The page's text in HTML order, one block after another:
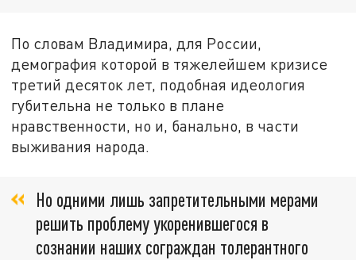
По словам Владимира, для России,
демография которой в тяжелейшем кризисе
третий десяток лет, подобная идеология
губительна не только в плане
нравственности, но и, банально, в части
выживания народа.
Но одними лишь запретительными мерами
решить проблему укоренившегося в
сознании наших сограждан толерантного